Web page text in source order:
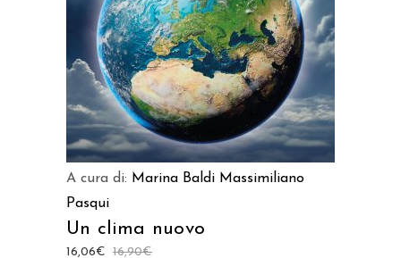
A cura di: Marina Baldi Massimiliano
Pasqui
Un clima nuovo
16,90€
16,06€